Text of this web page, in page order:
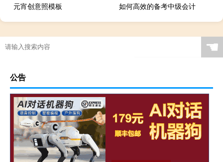
元宵创意照模板
如何高效的备考中级会计
☚
公告